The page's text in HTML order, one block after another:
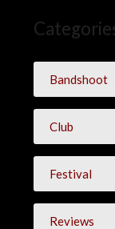
Bandshoot
Club
Festival
Reviews